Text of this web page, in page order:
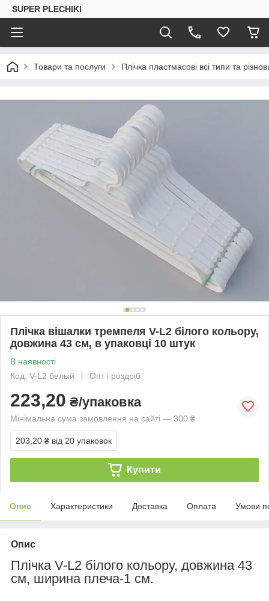
SUPER PLECHIKI
Товари та послуги Плічка пластмасові всі типи та
Плічка вішалки тремпеля V-L2 білого кольору,
довжина 43 см, в упаковці 10 штук
В наявності
Код: V-L2 белый
Опт і роздріб
223,20 ₴/упаковка
Мінімальна сума замовлення на сайті — 300 ₴
203,20 ₴ від 20 упаковок
Купити
Опис Характеристики Доставка Оплата Умови
Опис
Плічка V-L2 білого кольору, довжина 43
см, ширина плеча-1 см.